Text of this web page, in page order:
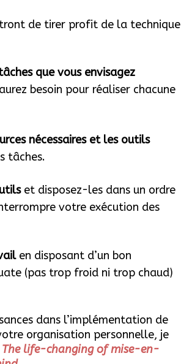
de tirer profit de la technique
que vous envisagez
besoin pour réaliser chacune
nécessaires et les outils
tâches.
et disposez-les dans un ordre
votre exécution des
en disposant d’un bon
(pas trop froid ni trop chaud)
dans l’implémentation de
organisation personnelle, je
The life-changing of mise-en-